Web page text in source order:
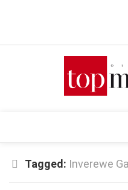
Verkaufsstellen
Top Gesundheitsforum
Tagged: Inverewe